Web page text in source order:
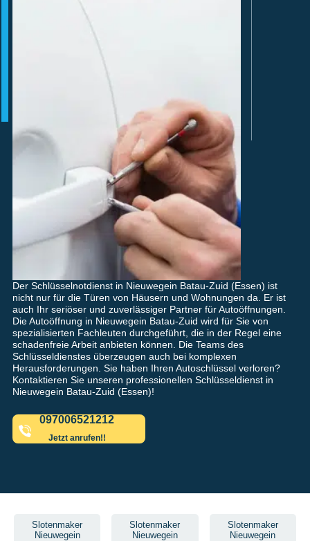
Der Schlüsselnotdienst in Nieuwegein Batau-Zuid (Essen) ist
nicht nur für die Türen von Häusern und Wohnungen da. Er ist
auch Ihr seriöser und zuverlässiger Partner für Autoöffnungen.
Die Autoöffnung in Nieuwegein Batau-Zuid wird für Sie von
spezialisierten Fachleuten durchgeführt, die in der Regel eine
schadenfreie Arbeit anbieten können. Die Teams des
Schlüsseldienstes überzeugen auch bei komplexen
Herausforderungen. Sie haben Ihren Autoschlüssel verloren?
Kontaktieren Sie unseren professionellen Schlüsseldienst in
Nieuwegein Batau-Zuid (Essen)!
097006521212
Jetzt anrufen!!
Slotenmaker
Nieuwegein
Slotenmaker
Nieuwegein
Slotenmaker
Nieuwegein